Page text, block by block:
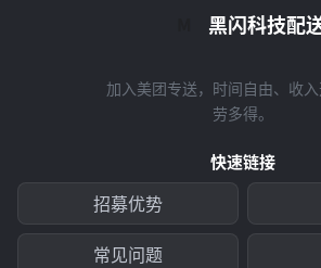
黑闪科技配
加入美团专送，时间自由、收
劳多得。
快速链接
招募优势
常见问题